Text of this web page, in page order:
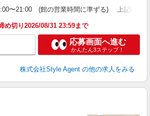
〜21:00 (館の営業時間に準ずる) 上記時
め切り2026/08/31 23:59まで
応募画面へ進む
かんたん3ステップ！
株式会社Style Agent の他の求人をみる